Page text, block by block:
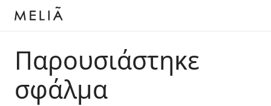
Παρουσιάστηκε
σφάλμα